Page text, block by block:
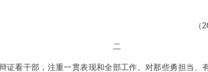
（
二
证看干部，注重一贯表现和全部工作。对那些勇担当